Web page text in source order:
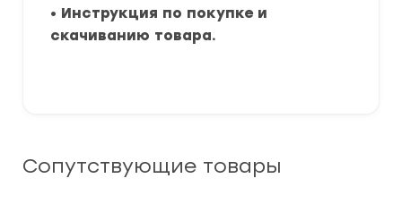
• Инструкция по покупке и
скачиванию товара.
Сопутствующие товары